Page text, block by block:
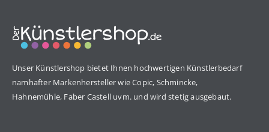
Unser Künstlershop bietet Ihnen hochwertigen Künstlerbedarf
namhafter Markenhersteller wie Copic, Schmincke,
Hahnemühle, Faber Castell uvm. und wird stetig ausgebaut.